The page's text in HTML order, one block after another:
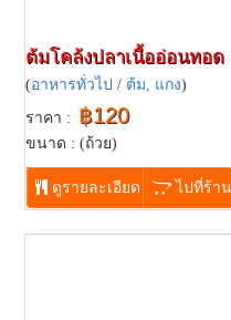
ต้มโคล้งปลาเนื้ออ่อนทอด
(อาหารทั่วไป / ต้ม, แกง)
ราคา : ฿120
ขนาด : (ถ้วย)
...
ดูรายละเอียด ไปที่ร้า